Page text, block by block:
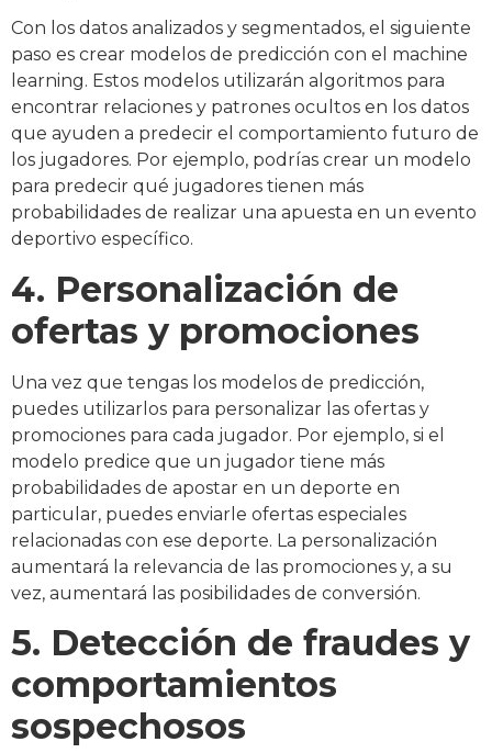
Con los datos analizados y segmentados, el siguiente
paso es crear modelos de predicción con el machine
learning. Estos modelos utilizarán algoritmos para
encontrar relaciones y patrones ocultos en los datos
que ayuden a predecir el comportamiento futuro de
los jugadores. Por ejemplo, podrías crear un modelo
para predecir qué jugadores tienen más
probabilidades de realizar una apuesta en un evento
deportivo específico.
4. Personalización de
ofertas y promociones
Una vez que tengas los modelos de predicción,
puedes utilizarlos para personalizar las ofertas y
promociones para cada jugador. Por ejemplo, si el
modelo predice que un jugador tiene más
probabilidades de apostar en un deporte en
particular, puedes enviarle ofertas especiales
relacionadas con ese deporte. La personalización
aumentará la relevancia de las promociones y, a su
vez, aumentará las posibilidades de conversión.
5. Detección de fraudes y
comportamientos
sospechosos